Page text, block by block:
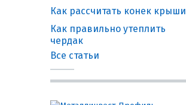
Как рассчитать конек крыши
Как правильно утеплить
чердак
Все статьи